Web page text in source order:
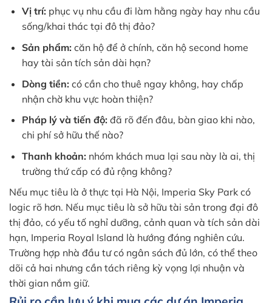
Vị trí: phục vụ nhu cầu đi làm hằng ngày hay nhu cầu
sống/khai thác tại đô thị đảo?
Sản phẩm: căn hộ để ở chính, căn hộ second home
hay tài sản tích sản dài hạn?
Dòng tiền: có cần cho thuê ngay không, hay chấp
nhận chờ khu vực hoàn thiện?
Pháp lý và tiến độ: đã rõ đến đâu, bàn giao khi nào,
chi phí sở hữu thế nào?
Thanh khoản: nhóm khách mua lại sau này là ai, thị
trường thứ cấp có đủ rộng không?
Nếu mục tiêu là ở thực tại Hà Nội, Imperia Sky Park có
logic rõ hơn. Nếu mục tiêu là sở hữu tài sản trong đại đô
thị đảo, có yếu tố nghỉ dưỡng, cảnh quan và tích sản dài
hạn, Imperia Royal Island là hướng đáng nghiên cứu.
Trường hợp nhà đầu tư có ngân sách đủ lớn, có thể theo
dõi cả hai nhưng cần tách riêng kỳ vọng lợi nhuận và
thời gian nắm giữ.